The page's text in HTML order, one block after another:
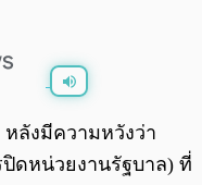
/ 0:00
ลังมีความหวังว่า
ปิดหน่วยงานรัฐบาล) ที่